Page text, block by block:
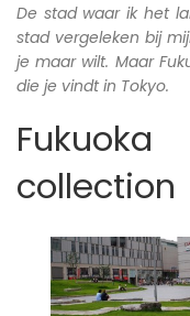
De stad waar ik het
stad vergeleken bij
je maar wilt. Maar
die je vindt in Tokyo.
collection